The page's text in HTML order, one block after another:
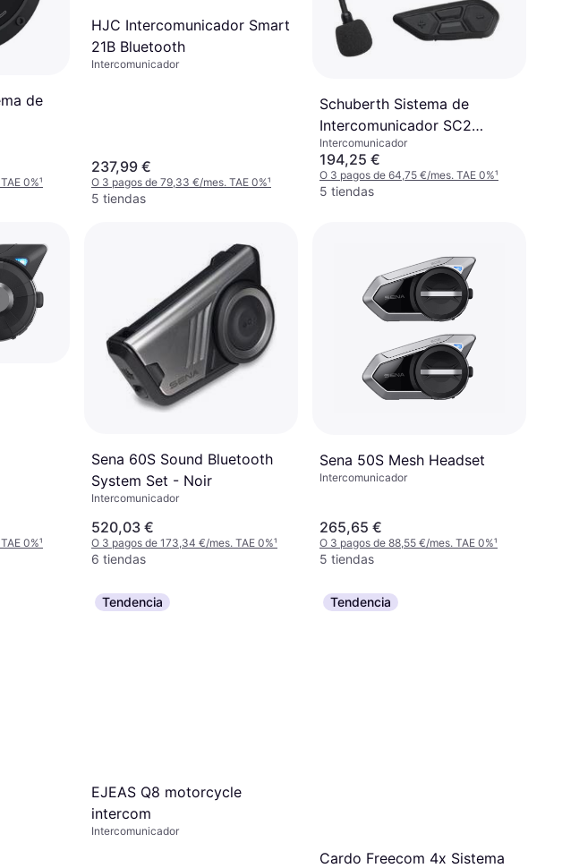
de
0%¹
HJC Intercomunicador Smart
21B Bluetooth
Intercomunicador
237,99 €
O 3 pagos de 79,33 €/mes. TAE 0%¹
5 tiendas
Schuberth Sistema de
Intercomunicador SC2
Standard Negro
Intercomunicador
194,25 €
O 3 pagos de 64,75 €/mes. TAE 0%¹
5 tiendas
0%¹
Sena 60S Sound Bluetooth
System Set - Noir
Intercomunicador
520,03 €
O 3 pagos de 173,34 €/mes. TAE 0%¹
6 tiendas
Sena 50S Mesh Headset
Intercomunicador
265,65 €
O 3 pagos de 88,55 €/mes. TAE 0%¹
5 tiendas
Tendencia
EJEAS Q8 motorcycle
intercom
Intercomunicador
Tendencia
Cardo Freecom 4x Sistema